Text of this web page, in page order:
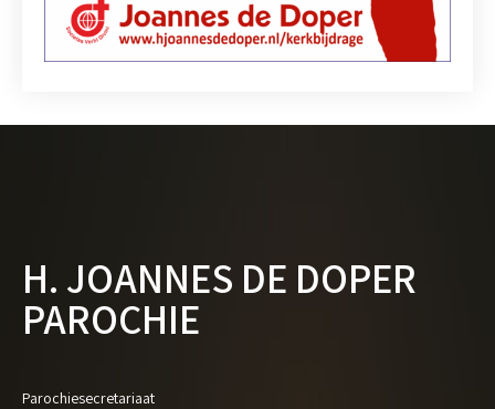
H. JOANNES DE DOPER
PAROCHIE
Parochiesecretariaat